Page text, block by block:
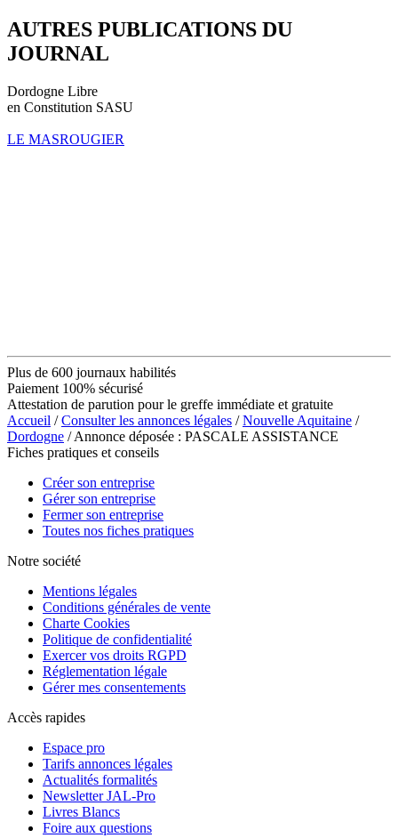
AUTRES PUBLICATIONS DU
JOURNAL
Dordogne Libre
en Constitution SASU
LE MASROUGIER
Plus de 600 journaux habilités
Paiement 100% sécurisé
Attestation de parution pour le greffe immédiate et gratuite
Accueil /Consulter les annonces légales /Nouvelle Aquitaine /
Dordogne / Annonce déposée : PASCALE ASSISTANCE
Fiches pratiques et conseils
Créer son entreprise
Gérer son entreprise
Fermer son entreprise
Toutes nos fiches pratiques
Notre société
Mentions légales
Conditions générales de vente
Charte Cookies
Politique de confidentialité
Exercer vos droits RGPD
Réglementation légale
Gérer mes consentements
Accès rapides
Espace pro
Tarifs annonces légales
Actualités formalités
Newsletter JAL-Pro
Livres Blancs
Foire aux questions